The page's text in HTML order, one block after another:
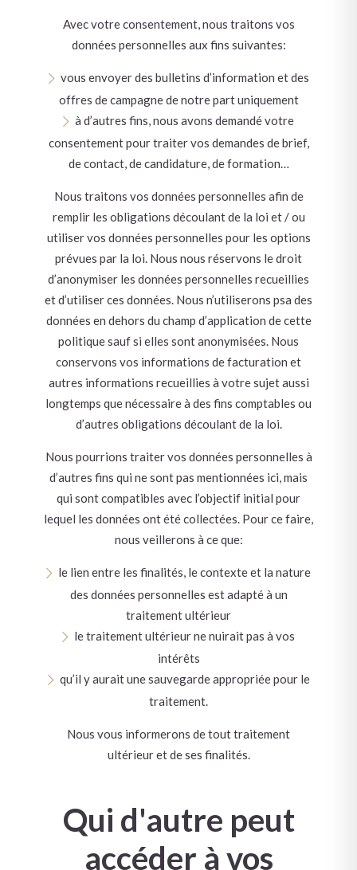
Avec votre consentement, nous traitons vos
données personnelles aux fins suivantes:
vous envoyer des bulletins d’information et des
offres de campagne de notre part uniquement
à d’autres fins, nous avons demandé votre
consentement pour traiter vos demandes de brief,
de contact, de candidature, de formation…
Nous traitons vos données personnelles afin de
remplir les obligations découlant de la loi et / ou
utiliser vos données personnelles pour les options
prévues par la loi. Nous nous réservons le droit
d’anonymiser les données personnelles recueillies
et d’utiliser ces données. Nous n’utiliserons psa des
données en dehors du champ d’application de cette
politique sauf si elles sont anonymisées. Nous
conservons vos informations de facturation et
autres informations recueillies à votre sujet aussi
longtemps que nécessaire à des fins comptables ou
d’autres obligations découlant de la loi.
Nous pourrions traiter vos données personnelles à
d’autres fins qui ne sont pas mentionnées ici, mais
qui sont compatibles avec l’objectif initial pour
lequel les données ont été collectées. Pour ce faire,
nous veillerons à ce que:
le lien entre les finalités, le contexte et la nature
des données personnelles est adapté à un
traitement ultérieur
le traitement ultérieur ne nuirait pas à vos
intérêts
qu’il y aurait une sauvegarde appropriée pour le
traitement.
Nous vous informerons de tout traitement
ultérieur et de ses finalités.
Qui d'autre peut
accéder à vos